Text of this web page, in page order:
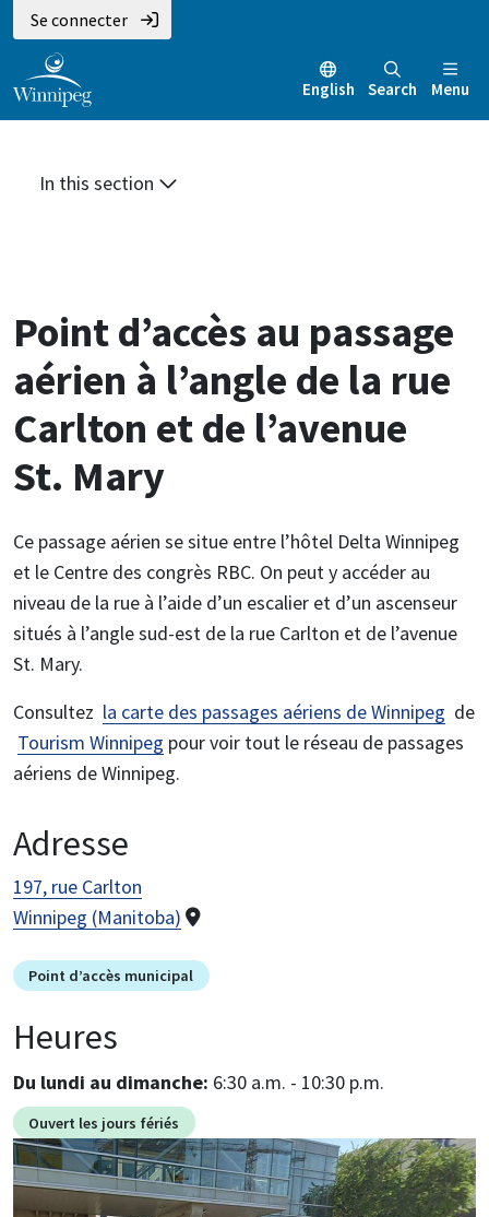
Aller
au
contenu
principal
Skip
to
main
menu
Skip
to
footer
Se connecter
English Search Menu
In this section
Point d’accès au passage
aérien à l’angle de la rue
Carlton et de l’avenue
St. Mary
Ce passage aérien se situe entre l’hôtel Delta Winnipeg
et le Centre des congrès RBC. On peut y accéder au
niveau de la rue à l’aide d’un escalier et d’un ascenseur
situés à l’angle sud-est de la rue Carlton et de l’avenue
St. Mary.
Consultez la carte des passages aériens de Winnipeg de
Tourism Winnipeg pour voir tout le réseau de passages
aériens de Winnipeg.
Adresse
197, rue Carlton
Winnipeg (Manitoba)
Point d’accès municipal
Heures
Du lundi au dimanche: 6:30 a.m. - 10:30 p.m.
Ouvert les jours fériés
Image